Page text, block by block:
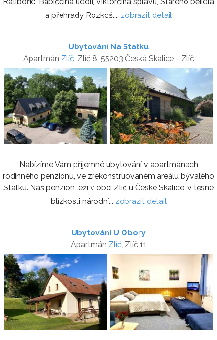
a přehrady Rozkoš.... zobrazit detail
Ubytování Na Statku
Apartmán Zlíč, Zlíč 8, 55203 Česká Skalice - Zlíč
Nabízíme Vám příjemné ubytování v apartmánech
rodinného penzionu, ve zrekonstruovaném areálu bývalého
Statku. Náš penzion leží v obci Zlíč u České Skalice, v těsné
blízkosti národní... zobrazit detail
Ubytování U Obory
Apartmán Zlíč, Zlíč 11